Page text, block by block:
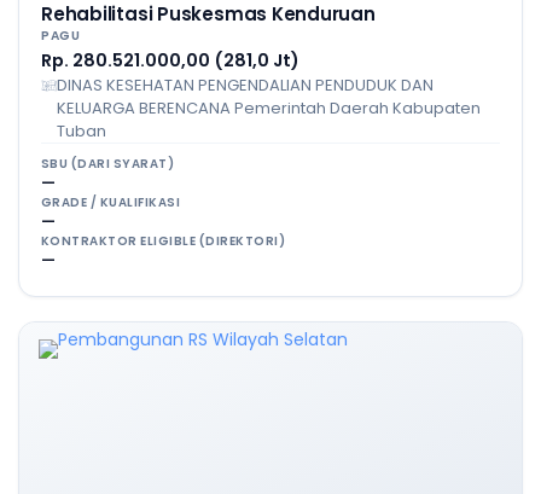
Rehabilitasi Puskesmas Kenduruan
PAGU
Rp. 280.521.000,00 (281,0 Jt)
DINAS KESEHATAN PENGENDALIAN PENDUDUK DAN
KELUARGA BERENCANA Pemerintah Daerah Kabupaten
Tuban
SBU (DARI SYARAT)
—
GRADE / KUALIFIKASI
—
KONTRAKTOR ELIGIBLE (DIREKTORI)
—